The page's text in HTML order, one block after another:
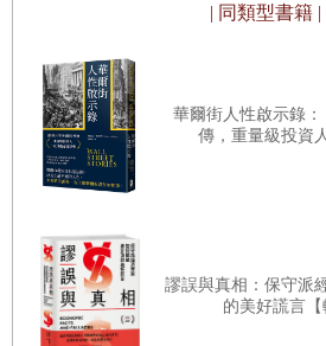
說，我也曾是不懂事的年輕小夥子，
過點子沒那麼原創的遊戲。幸好，據
消滅時效，因此我也準備好和盤托出
億行（所有《文明帝國》的產品相加
譜）、還是少於一百行的程式，本書
趣的決定串連而成。
這話就如所有範圍包山包海的定義一
第16章我會再回頭詳談這個概念。不
| 同類型書籍 |
華爾街人性啟示錄
傳，重量級投資
謬誤與真相：保守派
的美好謊言【